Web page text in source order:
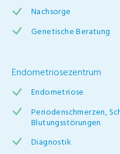
Nachsorge
Genetische Beratung
Endometriosezentrum
Endometriose
Periodenschmerzen,
Blutungsstörungen
Diagnostik